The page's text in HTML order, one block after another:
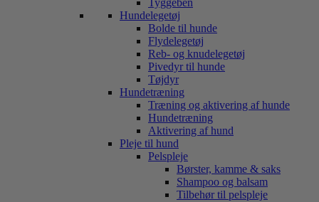
Tyggeben
Hundelegetøj
Bolde til hunde
Flydelegetøj
Reb- og knudelegetøj
Pivedyr til hunde
Tøjdyr
Hundetræning
Træning og aktivering af hunde
Hundetræning
Aktivering af hund
Pleje til hund
Pelspleje
Børster, kamme & saks
Shampoo og balsam
Tilbehør til pelspleje